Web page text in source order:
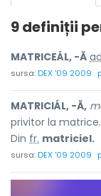
9 definiții
MATRICEÁL, -Ă
sursa:DEX '09 2009
MATRICIÁL, -Ă,
privitor la matrice. [
Din fr. matriciel.
sursa:DEX '09 2009